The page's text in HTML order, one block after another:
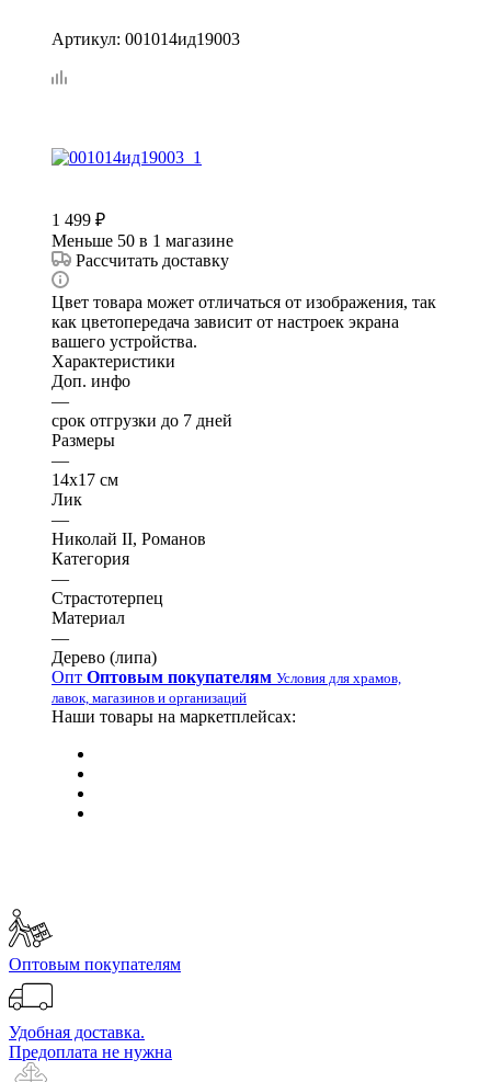
Артикул: 001014ид19003
1 499 ₽
Меньше 50 в 1 магазине
Рассчитать доставку
Цвет товара может отличаться от изображения, так
как цветопередача зависит от настроек экрана
вашего устройства.
Характеристики
Доп. инфо
—
срок отгрузки до 7 дней
Размеры
—
14х17 см
Лик
—
Николай II, Романов
Категория
—
Страстотерпец
Материал
—
Дерево (липа)
Опт Оптовым покупателям Условия для храмов,
лавок, магазинов и организаций
Наши товары на маркетплейсах:
Оптовым покупателям
Удобная доставка.
Предоплата не нужна